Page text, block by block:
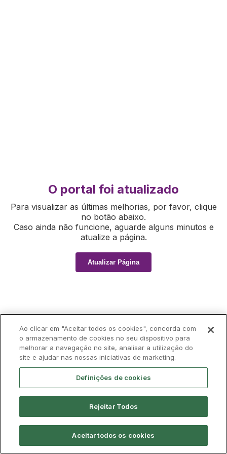
O portal foi atualizado
Para visualizar as últimas melhorias, por favor, clique
no botão abaixo.
Caso ainda não funcione, aguarde alguns minutos e
atualize a página.
Atualizar Página
Ao clicar em "Aceitar todos os cookies", concorda com
o armazenamento de cookies no seu dispositivo para
melhorar a navegação no site, analisar a utilização do
site e ajudar nas nossas iniciativas de marketing.
Definições de cookies
Rejeitar Todos
Aceitar todos os cookies